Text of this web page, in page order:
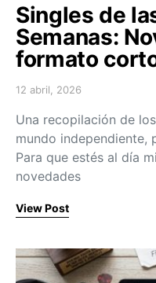
Singles de
Semanas:
formato
Posted on
12 abril, 2026
Una recopilación de
mundo independiente,
Para que estés al día
novedades
View Post